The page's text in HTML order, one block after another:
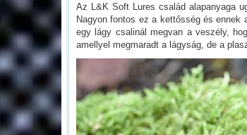
Az L&K Soft Lures család alapanyaga
Nagyon fontos ez a kettősség és ennek
egy lágy csalinál megvan a veszély,
amellyel megmaradt a lágyság, de a